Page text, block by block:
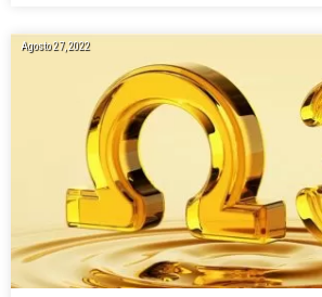
Agosto 27, 2022